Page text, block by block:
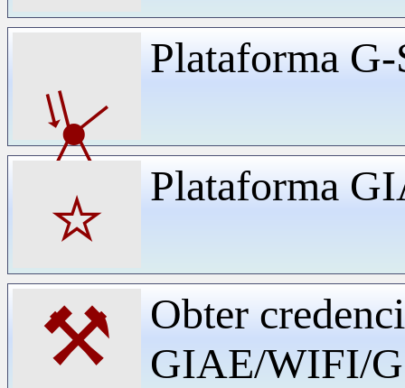
⏧
Plataforma
⭐ Plataforma
⚒
Obter
GIAE/WIFI/